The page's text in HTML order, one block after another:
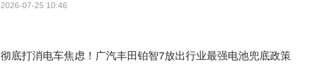
2026-07-25 10:46
彻底打消电车焦虑！广汽丰田铂智7放出行业最强电池兜底政策